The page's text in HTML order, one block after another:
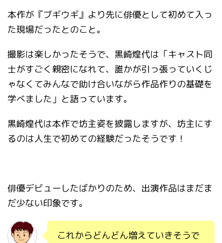
本作が『ブギウギ』より先に俳優として初めて入っ
た現場だったとのこと。
撮影は楽しかったそうで、黒崎煌代は「キャスト同
士がすごく親密になれて、誰かが引っ張っていくじ
ゃなくてみんなで助け合いながら作品作りの基礎を
学べました」と語っています。
黒崎煌代は本作で坊主姿を披露しますが、坊主にす
るのは人生で初めての経験だったそうです！
俳優デビューしたばかりのため、出演作品はまだま
だ少ない印象です。
これからどんどん増えていきそうで